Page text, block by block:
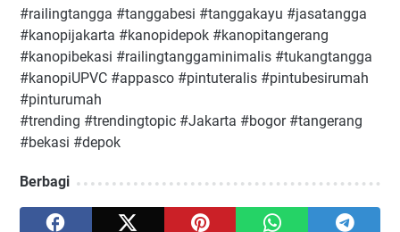
#railingtangga #tanggabesi #tanggakayu #jasatangga
#kanopijakarta #kanopidepok #kanopitangerang
#kanopibekasi #railingtanggaminimalis #tukangtangga
#kanopiUPVC #appasco #pintuteralis #pintubesirumah
#pinturumah
#trending #trendingtopic #Jakarta #bogor #tangerang
#bekasi #depok
Berbagi